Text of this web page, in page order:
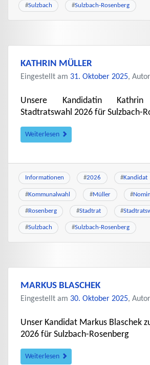
#Sulzbach #Sulzbach-Rosenberg
KATHRIN MÜLLER
Eingestellt am 31. Oktober 2025, Autor
Unsere Kandidatin
Stadtratswahl 2026 für Sulzbach-
Weiterlesen
Informationen #2026 #Kandidat
#Kommunalwahl #Müller #
#Rosenberg #Stadtrat #
#Sulzbach #Sulzbach-Rosenberg
MARKUS BLASCHEK
Eingestellt am 30. Oktober 2025, Autor
Unser Kandidat Markus Blaschek
2026 für Sulzbach-Rosenberg
Weiterlesen